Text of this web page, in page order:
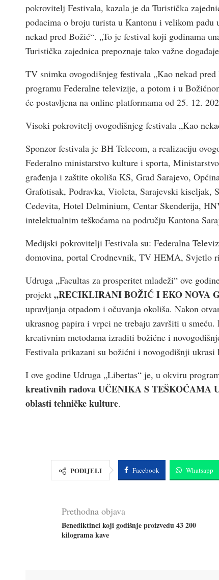
pokrovitelj Festivala, kazala je da Turistička
podacima o broju turista u Kantonu i velikom
nekad pred Božić“. „To je festival koji godinama
Turistička zajednica prepoznaje tako važne
TV snimka ovogodišnjeg festivala „Kao nekad
programu Federalne televizije, a potom i u
će postavljena na online platformama od 25. 12.
Visoki pokrovitelj ovogodišnjeg festivala „Kao
Sponzor festivala je BH Telecom, a realizaciju
Federalno ministarstvo kulture i sporta,
građenja i zaštite okoliša KS, Grad Sarajevo,
Grafotisak, Podravka, Violeta, Sarajevski kiseljak,
Cedevita, Hotel Delminium, Centar Skenderija,
intelektualnim teškoćama na području Kantona
Medijski pokrovitelji Festivala su: Federalna
domovina, portal Crodnevnik, TV HEMA, Svjetlo
Udruga „Facultas za prosperitet mladeži“ ove
projekt „RECIKLIRANI BOŽIĆ I EKO NOVA
upravljanja otpadom i očuvanja okoliša. Nakon
ukrasnog papira i vrpci ne trebaju završiti u
kreativnim metodama izraditi božićne i
Festivala prikazani su božićni i novogodišnji
I ove godine Udruga „Libertas“ je, u okviru
kreativnih radovaUČENIKA S TEŠKOĆAMA
oblasti tehničke kulture.
PODIJELI Facebook Whatsapp
Prethodna objava
Benediktinci koji godišnje proizvedu 43 200
kilograma kave